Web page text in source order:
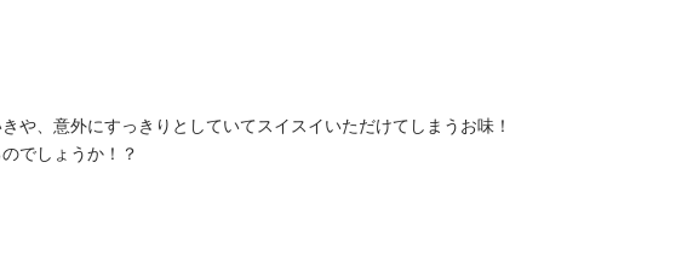
や、意外にすっきりとしていてスイスイいただけてしまうお味！
でしょうか！？